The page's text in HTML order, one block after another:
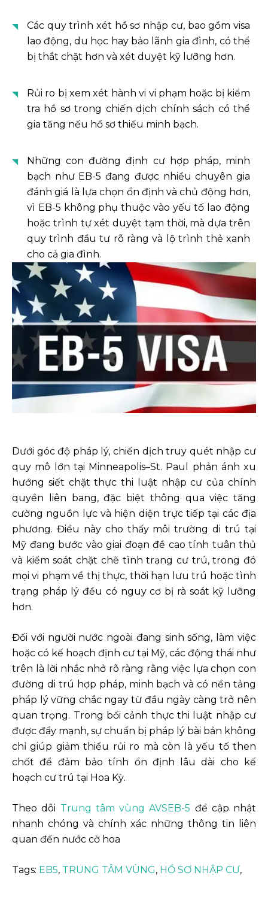
Các quy trình xét hồ sơ nhập cư, bao gồm visa
lao động, du học hay bảo lãnh gia đình, có thể
bị thắt chặt hơn và xét duyệt kỹ lưỡng hơn.
Rủi ro bị xem xét hành vi vi phạm hoặc bị kiểm
tra hồ sơ trong chiến dịch chính sách có thể
gia tăng nếu hồ sơ thiếu minh bạch.
Những con đường định cư hợp pháp, minh
bạch như EB-5 đang được nhiều chuyên gia
đánh giá là lựa chọn ổn định và chủ động hơn,
vì EB-5 không phụ thuộc vào yếu tố lao động
hoặc trình tự xét duyệt tạm thời, mà dựa trên
quy trình đầu tư rõ ràng và lộ trình thẻ xanh
cho cả gia đình.
Dưới góc độ pháp lý, chiến dịch truy quét nhập cư
quy mô lớn tại Minneapolis–St. Paul phản ánh xu
hướng siết chặt thực thi luật nhập cư của chính
quyền liên bang, đặc biệt thông qua việc tăng
cường nguồn lực và hiện diện trực tiếp tại các địa
phương. Điều này cho thấy môi trường di trú tại
Mỹ đang bước vào giai đoạn đề cao tính tuân thủ
và kiểm soát chặt chẽ tình trạng cư trú, trong đó
mọi vi phạm về thị thực, thời hạn lưu trú hoặc tình
trạng pháp lý đều có nguy cơ bị rà soát kỹ lưỡng
hơn.
Đối với người nước ngoài đang sinh sống, làm việc
hoặc có kế hoạch định cư tại Mỹ, các động thái như
trên là lời nhắc nhở rõ ràng rằng việc lựa chọn con
đường di trú hợp pháp, minh bạch và có nền tảng
pháp lý vững chắc ngay từ đầu ngày càng trở nên
quan trọng. Trong bối cảnh thực thi luật nhập cư
được đẩy mạnh, sự chuẩn bị pháp lý bài bản không
chỉ giúp giảm thiểu rủi ro mà còn là yếu tố then
chốt để đảm bảo tính ổn định lâu dài cho kế
hoạch cư trú tại Hoa Kỳ.
Theo dõi Trung tâm vùng AVSEB-5 để cập nhật
nhanh chóng và chính xác những thông tin liên
quan đến nước cờ hoa
Tags: EB5, TRUNG TÂM VÙNG, HỒ SƠ NHẬP CƯ,